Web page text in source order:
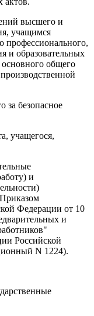
высшего и
учащимся
профессионального,
и образовательных
общего
за безопасное
учащегося,
и
Федерации от 10
и
Российской
N 1224).